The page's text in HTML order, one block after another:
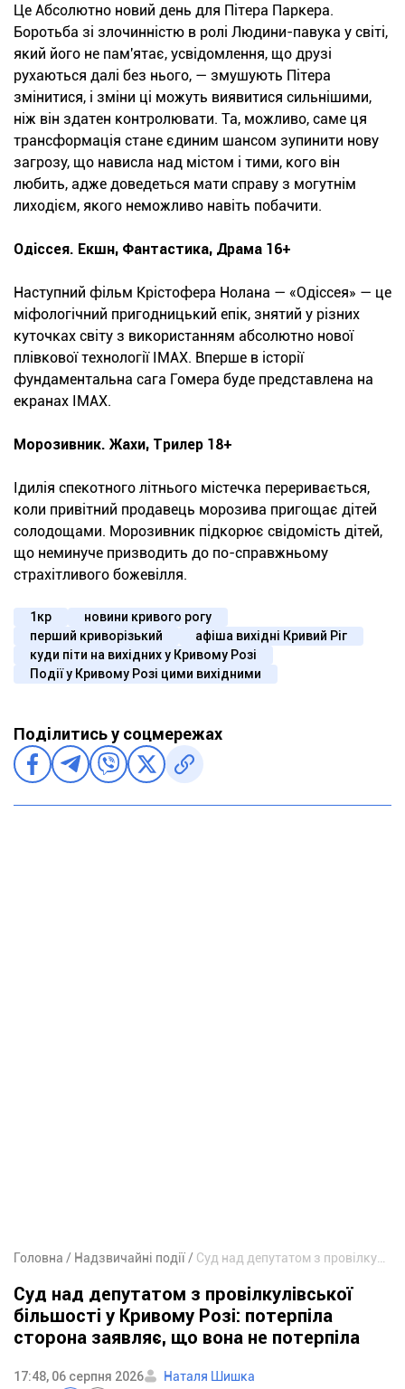
Це Абсолютно новий день для Пітера Паркера.
Боротьба зі злочинністю в ролі Людини-павука у світі,
який його не пам'ятає, усвідомлення, що друзі
рухаються далі без нього, — змушують Пітера
змінитися, і зміни ці можуть виявитися сильнішими,
ніж він здатен контролювати. Та, можливо, саме ця
трансформація стане єдиним шансом зупинити нову
загрозу, що нависла над містом і тими, кого він
любить, адже доведеться мати справу з могутнім
лиходієм, якого неможливо навіть побачити.
Одіссея. Екшн, Фантастика, Драма 16+
Наступний фільм Крістофера Нолана — «Одіссея» — це
міфологічний пригодницький епік, знятий у різних
куточках світу з використанням абсолютно нової
плівкової технології IMAX. Вперше в історії
фундаментальна сага Гомера буде представлена на
екранах IMAX.
Морозивник. Жахи, Трилер 18+
Ідилія спекотного літнього містечка переривається,
коли привітний продавець морозива пригощає дітей
солодощами. Морозивник підкорює свідомість дітей,
що неминуче призводить до по-справжньому
страхітливого божевілля.
1кр
новини кривого рогу
перший криворізький
афіша вихідні Кривий Ріг
куди піти на вихідних у Кривому Розі
Події у Кривому Розі цими вихідними
Поділитись у соцмережах
Головна Надзвичайні події
Суд над депутатом з провілкулівської
більшості у Кривому Розі: потерпіла
сторона заявляє, що вона не потерпіла
17:48, 06 серпня 2026
Наталя Шишка